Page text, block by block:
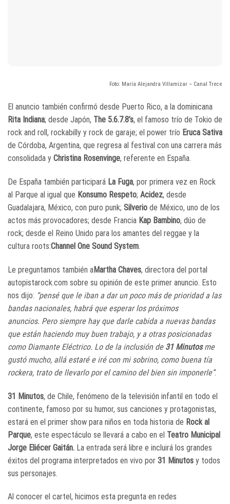
Foto: María Alejandra Villamizar – Canal Trece
El anuncio también confirmó desde Puerto Rico, a la dominicana
Rita Indiana; desde Japón, The 5.6.7.8’s, el famoso trío de Tokio de
rock and roll, rockabilly y rock de garaje; el power trío Eruca Sativa
de Córdoba, Argentina, que regresa al festival con una carrera más
consolidada y Christina Rosenvinge, referente en España.
De España también participará La Fuga, por primera vez en Rock
al Parque al igual que Konsumo Respeto; Acidez, desde
Guadalajara, México, con puro punk; Silverio de México, uno de los
actos más provocadores; desde Francia Kap Bambino, dúo de
rock; desde el Reino Unido para los amantes del reggae y la
cultura roots:Channel One Sound System.
Le preguntamos también aMartha Chaves, directora del portal
autopistarock.com sobre su opinión de este primer anuncio. Esto
nos dijo: “pensé que le iban a dar un poco más de prioridad a las
bandas nacionales, habrá que esperar los próximos
anuncios. Pero siempre hay que darle cabida a nuevas bandas
que están haciendo muy buen trabajo, y a otras posicionadas
como Diamante Eléctrico. Lo de la inclusión de 31 Minutosme
gustó mucho, allá estaré e iré con mi sobrino, como buena tía
rockera, trato de llevarlo por el camino del bien sin imponerle”.
31 Minutos, de Chile, fenómeno de la televisión infantil en todo el
continente, famoso por su humor, sus canciones y protagonistas,
estará en el primer show para niños en toda historia de Rock al
Parque, este espectáculo se llevará a cabo en el Teatro Municipal
Jorge Eliécer Gaitán. La entrada será libre e incluirá los grandes
éxitos del programa interpretados en vivo por 31 Minutos y todos
sus personajes.
Al conocer el cartel, hicimos esta pregunta en redes